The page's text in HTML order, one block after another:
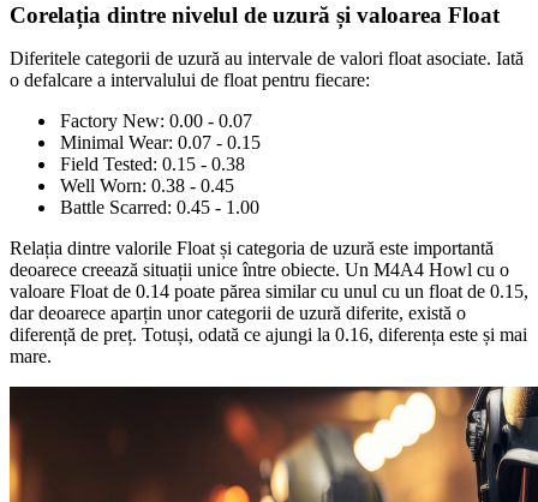
Corelația dintre nivelul de uzură și valoarea Float
Diferitele categorii de uzură au intervale de valori float asociate. Iată
o defalcare a intervalului de float pentru fiecare:
Factory New: 0.00 - 0.07
Minimal Wear: 0.07 - 0.15
Field Tested: 0.15 - 0.38
Well Worn: 0.38 - 0.45
Battle Scarred: 0.45 - 1.00
Relația dintre valorile Float și categoria de uzură este importantă
deoarece creează situații unice între obiecte. Un M4A4 Howl cu o
valoare Float de 0.14 poate părea similar cu unul cu un float de 0.15,
dar deoarece aparțin unor categorii de uzură diferite, există o
diferență de preț. Totuși, odată ce ajungi la 0.16, diferența este și mai
mare.